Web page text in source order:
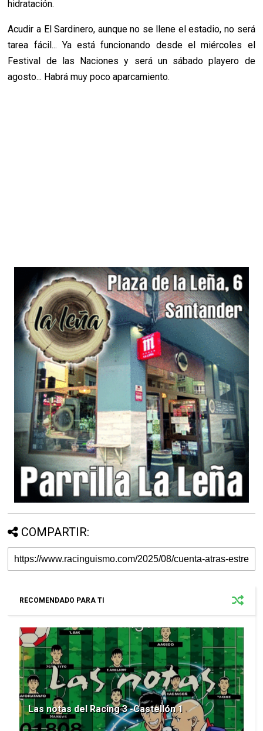
hidratación.
Acudir a El Sardinero, aunque no se llene el estadio, no será
tarea fácil... Ya está funcionando desde el miércoles el
Festival de las Naciones y será un sábado playero de
agosto... Habrá muy poco aparcamiento.
COMPARTIR:
RECOMENDADO PARA TI
Las notas del Racing 3 -Castellón 1